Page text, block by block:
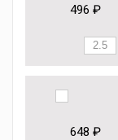
496 ₽
648 ₽